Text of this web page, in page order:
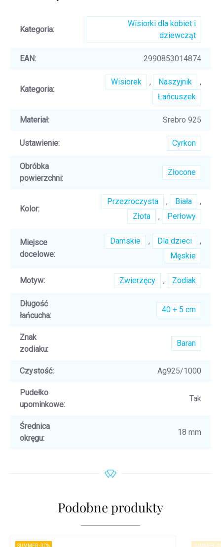
Kategoria:
Wisiorki dla kobiet i
dziewcząt
EAN: 2990853014874
Kategoria:
Wisiorek , Naszyjnik
,
Łańcuszek
Materiał: Srebro 925
Ustawienie: Cyrkon
Obróbka
powierzchni:
Złocone
Kolor:
Przezroczysta , Biała
,
Złota
, Perłowy
Miejsce
docelowe:
Damskie , Dla dzieci
,
Męskie
Motyw: Zwierzęcy , Zodiak
Długość
łańcucha:
40 + 5 cm
Znak
zodiaku:
Baran
Czystość: Ag925/1000
Pudełko
upominkowe:
Tak
Średnica
okręgu:
18 mm
Podobne produkty
SUMMER -30% SUMMER -